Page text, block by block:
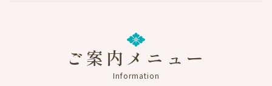
キーワードご案内メニュー
Information